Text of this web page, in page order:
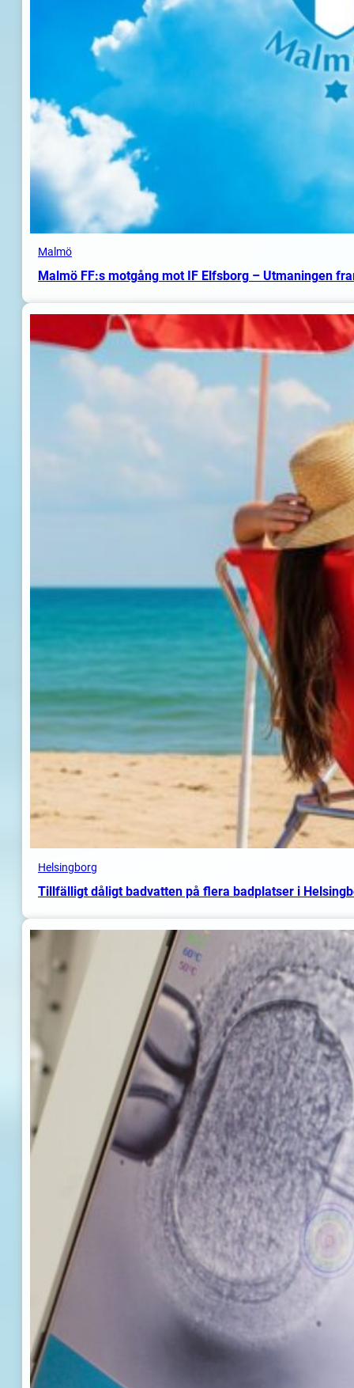
Malmö
Malmö FF:s motgång mot IF Elfsborg – Utmaningen
Helsingborg
Tillfälligt dåligt badvatten på flera badplatser i